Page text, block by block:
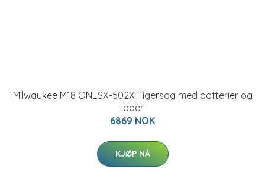
Milwaukee M18 ONESX-502X Tigersag med batterier og
lader
6869 NOK
KJØP NÅ